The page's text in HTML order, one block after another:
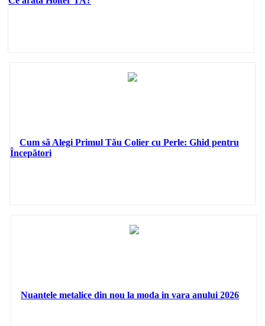
Cum să Alegi Primul Tău Colier cu Perle: Ghid pentru
Începători
Nuantele metalice din nou la moda in vara anului 2026